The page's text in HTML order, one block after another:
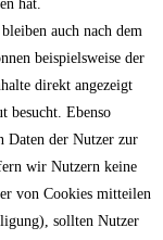
hat.
auch nach dem
beispielsweise der
direkt angezeigt
besucht. Ebenso
Daten der Nutzer zur
wir Nutzern keine
von Cookies mitteilen
sollten Nutzer